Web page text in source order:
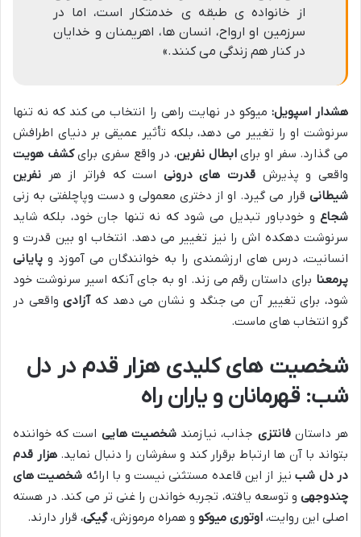
از خانواده ی طبقه ی خدمتکار است، اما در
سرزمین او ارواح، انسان ها، اهریمنان و خدایان
در کنار هم زندگی می کنند.»
هشدار اسپویل: میوکو در نهایت راهی را انتخاب می کند که نه تنها
سرنوشت او را تغییر می دهد، بلکه تأثیر عمیقی بر دنیای اطرافش
می گذارد. سفر او برایابطال نفرین، در واقع سفری برایکشف هویت
واقعی و پذیرش قدرت های درونی است که فراتر از هر نفرین
شیطانی قرار می گیرد. او از دختری معمولی و دست وپاچلفتی به زنی
شجاع و خودباور تبدیل می شود که نه تنها جان خود، بلکه شاید
سرنوشت دهکده اش را نیز تغییر می دهد. انتخاب او بین قدرت و
انسانیت، درس های ارزشمندی را به خوانندگان می آموزد و پایانی
پرمعنا برای داستان رقم می زند. او به جای آنکه اسیر سرنوشت خود
شود، برای تغییر آن می جنگد و نشان می دهد کهآزادیواقعی در
گرو انتخاب های ماست.
شخصیت های کلیدی هزار قدم در دل
شب: قهرمانان و یاران راه
هر داستانفانتزی جذاب، نیازمندشخصیت هایی است که خواننده
بتواند با آن ها ارتباط برقرار کند و سفرشان را دنبال نماید.هزار قدم
در دل شبنیز از این قاعده مستثنی نیست و با ارائه شخصیت های
چندوجهی و توسعه یافته، تجربه خواندن را غنی تر می کند. در هسته
اصلی این روایت، اوتوری میوکو و همراه مرموزش،گِیکی، قرار دارند.